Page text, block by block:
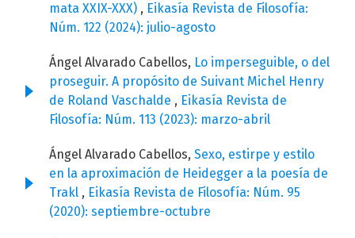
mata XXIX-XXX) , Eikasía Revista de Filosofía:
Núm. 122 (2024): julio-agosto
Ángel Alvarado Cabellos, Lo imperseguible, o del
proseguir. A propósito de Suivant Michel Henry
de Roland Vaschalde , Eikasía Revista de
Filosofía: Núm. 113 (2023): marzo-abril
Ángel Alvarado Cabellos, Sexo, estirpe y estilo
en la aproximación de Heidegger a la poesía de
Trakl , Eikasía Revista de Filosofía: Núm. 95
(2020): septiembre-octubre